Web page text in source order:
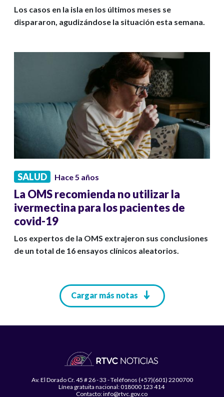
Los casos en la isla en los últimos meses se
dispararon, agudizándose la situación esta semana.
SALUD Hace 5 años
La OMS recomienda no utilizar la
ivermectina para los pacientes de
covid-19
Los expertos de la OMS extrajeron sus conclusiones
de un total de 16 ensayos clínicos aleatorios.
Cargar más notas
Av. El Dorado Cr. 45 # 26 - 33 - Teléfonos (+57)(601) 2200700
Línea gratuita nacional: 018000 123 414
Contacto: info@rtvc.gov.co